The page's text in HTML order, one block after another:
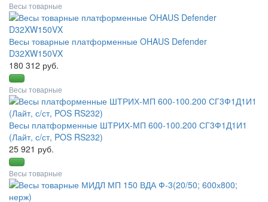
Весы товарные
Весы товарные платформенные OHAUS Defender
D32XW150VX
180 312 руб.
Весы товарные
Весы платформенные ШТРИХ-МП 600-100.200 СГ3Ф1Д1И1
(Лайт, с/ст, POS RS232)
25 921 руб.
Весы товарные